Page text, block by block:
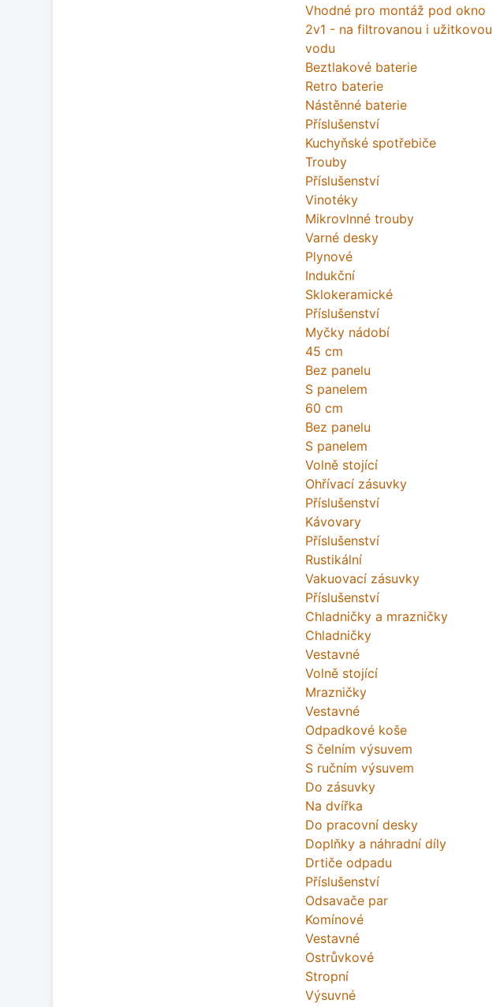
Vhodné pro montáž pod okno
2v1 - na filtrovanou i užitkovou
vodu
Beztlakové baterie
Retro baterie
Nástěnné baterie
Příslušenství
Kuchyňské spotřebiče
Trouby
Příslušenství
Vinotéky
Mikrovlnné trouby
Varné desky
Plynové
Indukční
Sklokeramické
Příslušenství
Myčky nádobí
45 cm
Bez panelu
S panelem
60 cm
Bez panelu
S panelem
Volně stojící
Ohřívací zásuvky
Příslušenství
Kávovary
Příslušenství
Rustikální
Vakuovací zásuvky
Příslušenství
Chladničky a mrazničky
Chladničky
Vestavné
Volně stojící
Mrazničky
Vestavné
Odpadkové koše
S čelním výsuvem
S ručním výsuvem
Do zásuvky
Na dvířka
Do pracovní desky
Doplňky a náhradní díly
Drtiče odpadu
Příslušenství
Odsavače par
Komínové
Vestavné
Ostrůvkové
Stropní
Výsuvné